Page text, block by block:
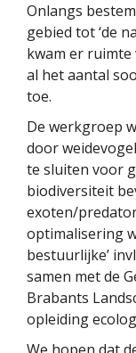
Onlangs
gebied tot ‘de
kwam er
al het aantal
toe.
De werkgroep
door
te sluiten voor
biodiversiteit
exoten/
optimalisering
bestuurlijke’
samen met de
Brabants
opleiding